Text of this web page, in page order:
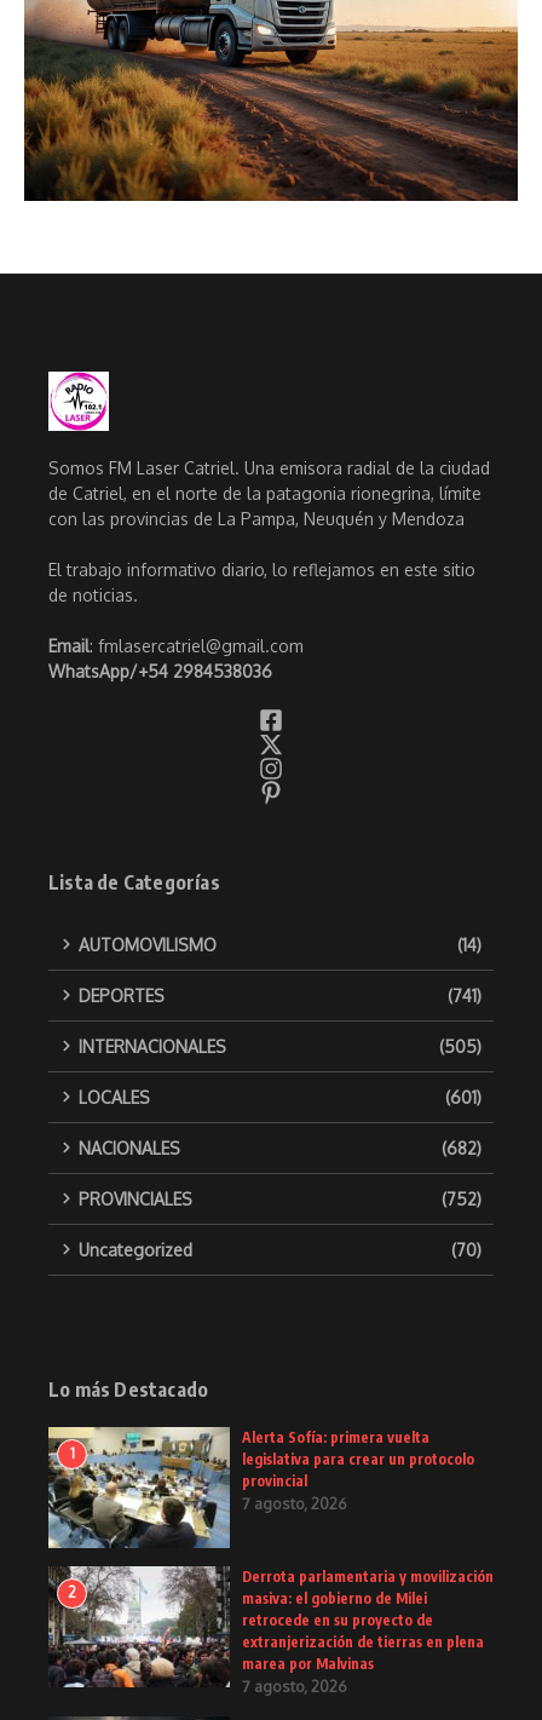
Somos FM Laser Catriel. Una emisora radial de la ciudad
de Catriel, en el norte de la patagonia rionegrina, límite
con las provincias de La Pampa, Neuquén y Mendoza
El trabajo informativo diario, lo reflejamos en este sitio
de noticias.
Email: fmlasercatriel@gmail.com
WhatsApp/+54 2984538036
Lista de Categorías
AUTOMOVILISMO (14)
DEPORTES (741)
INTERNACIONALES (505)
LOCALES (601)
NACIONALES (682)
PROVINCIALES (752)
Uncategorized (70)
Lo más Destacado
1
Alerta Sofía: primera vuelta
legislativa para crear un protocolo
provincial
7 agosto, 2026
2
Derrota parlamentaria y movilización
masiva: el gobierno de Milei
retrocede en su proyecto de
extranjerización de tierras en plena
marea por Malvinas
7 agosto, 2026